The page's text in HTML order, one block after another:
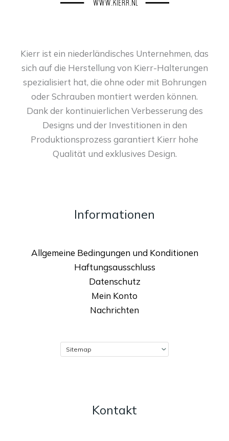
Kierr ist ein niederländisches Unternehmen, das
sich auf die Herstellung von Kierr-Halterungen
spezialisiert hat, die ohne oder mit Bohrungen
oder Schrauben montiert werden können.
Dank der kontinuierlichen Verbesserung des
Designs und der Investitionen in den
Produktionsprozess garantiert Kierr hohe
Qualität und exklusives Design.
Informationen
Allgemeine Bedingungen und Konditionen
Haftungsausschluss
Datenschutz
Mein Konto
Nachrichten
Kontakt